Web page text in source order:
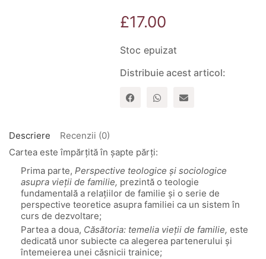
£17.00
Stoc epuizat
Distribuie acest articol:
Descriere
Recenzii (0)
Cartea este împărțită în șapte părți:
Prima parte, Perspective teologice şi sociologice
asupra vieţii de familie, prezintă o teologie
fundamentală a relaţiilor de familie şi o serie de
perspective teoretice asupra familiei ca un sistem în
curs de dezvoltare;
Partea a doua, Căsătoria: temelia vieţii de familie, este
dedicată unor subiecte ca alegerea partenerului şi
întemeierea unei căsnicii trainice;